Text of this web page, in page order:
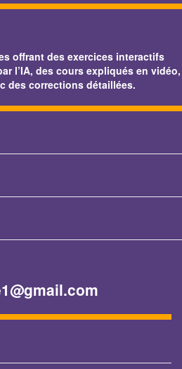
offrant des exercices interactifs
l’IA, des cours expliqués en vidéo,
des corrections détaillées.